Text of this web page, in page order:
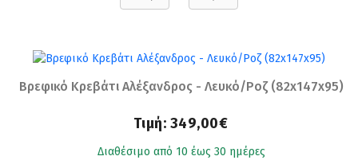
Βρεφικό Κρεβάτι Αλέξανδρος - Λευκό/Ροζ (82x147x95)
Τιμή: 349,00€
Διαθέσιμο από 10 έως 30 ημέρες